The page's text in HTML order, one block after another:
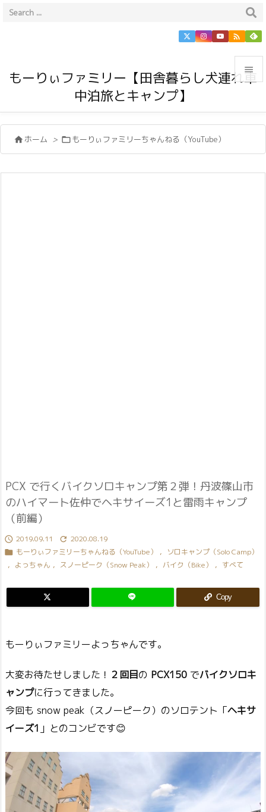
もーりぃファミリー【田舎暮らし犬連れ車
中泊旅とキャンプ】



前へ

 ホーム > もーりぃファミリーちゃんねる（YouTube）
PCX で行くバイクソロキャンプ第２弾！丹波篠山市
のハイマート佐仲でヘキサイーズ1と雷雨キャンプ
（前編）
 2019.09.11  2020.08.19
 もーりぃファミリーちゃんねる（YouTube） ,
ソロキャンプ（Solo Camp）
, よっちゃん , スノーピーク（Snow Peak） , バイク（Bike） , すべて
Copy
もーりぃファミリーよっちゃんです。
大変お待たせしました！ ２回目の PCX150 でバイクソロキ
ャンプに行ってきました。
今回も snow peak（スノーピーク）のソロテント「ヘキサ
イーズ1 」とのコンビです😊